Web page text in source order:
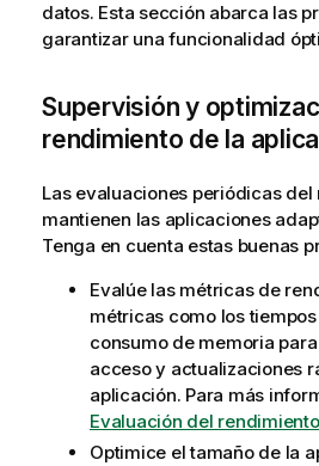
datos. Esta sección abarca las
garantizar una funcionalidad
Supervisión y
rendimiento de la
Las evaluaciones periódicas
mantienen las aplicaciones
Tenga en cuenta estas buenas
Evalúe las métricas de
métricas como los
consumo de memoria
acceso y actualizaciones
aplicación. Para más
Evaluación del
Optimice el tamaño de la